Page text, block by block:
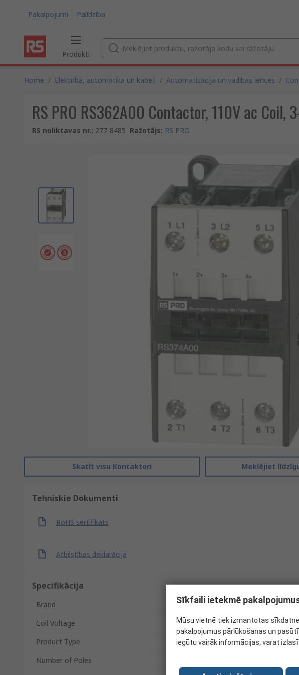
Pakalpojumi Palīdzība
Produkti
Home / Elektrība, automātika un kabeļi / Automatizācija un vadības ierīces /
RS PRO RS362A00 Contactor, 110V ac Coil,
RS noliktavas nr.: 277-8485 Ražotājs: RS PRO
Skatīt visu Kontaktori Meklējiet
Tehniskie Dokumenti
RoHS sertifikāts
Atbilstības deklarācija
Specifikācija
Brand
RS Pro
Coil Voltage
110V ac
Product Type
Contactor
Number of Poles
Sīkfaili ietekmē
Mūsu vietnē tiek izmantotas
pakalpojumus pārlūkošanas un
iegūtu vairāk informācijas, varat